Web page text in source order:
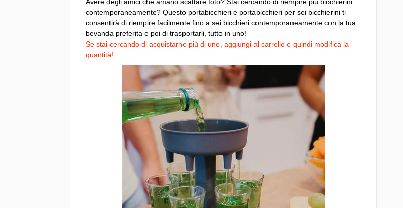
contemporaneamente? Questo portabicchieri e portabicchieri per sei bicchierini ti
consentirà di riempire facilmente fino a sei bicchieri contemporaneamente con la tua
bevanda preferita e poi di trasportarli, tutto in uno!
Se stai cercando di acquistarne più di uno, aggiungi al carrello e quindi modifica la
quantità!